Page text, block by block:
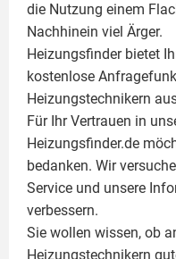
die Nutzung einem
Nachhinein viel Ärger.
Heizungsfinder bietet
kostenlose
Heizungstechnikern
Für Ihr Vertrauen in
Heizungsfinder.de
bedanken. Wir
Service und unsere
verbessern.
Sie wollen wissen, ob
Heizungstechnikern